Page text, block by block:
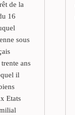
de la
16
sous
ans
il
Etats